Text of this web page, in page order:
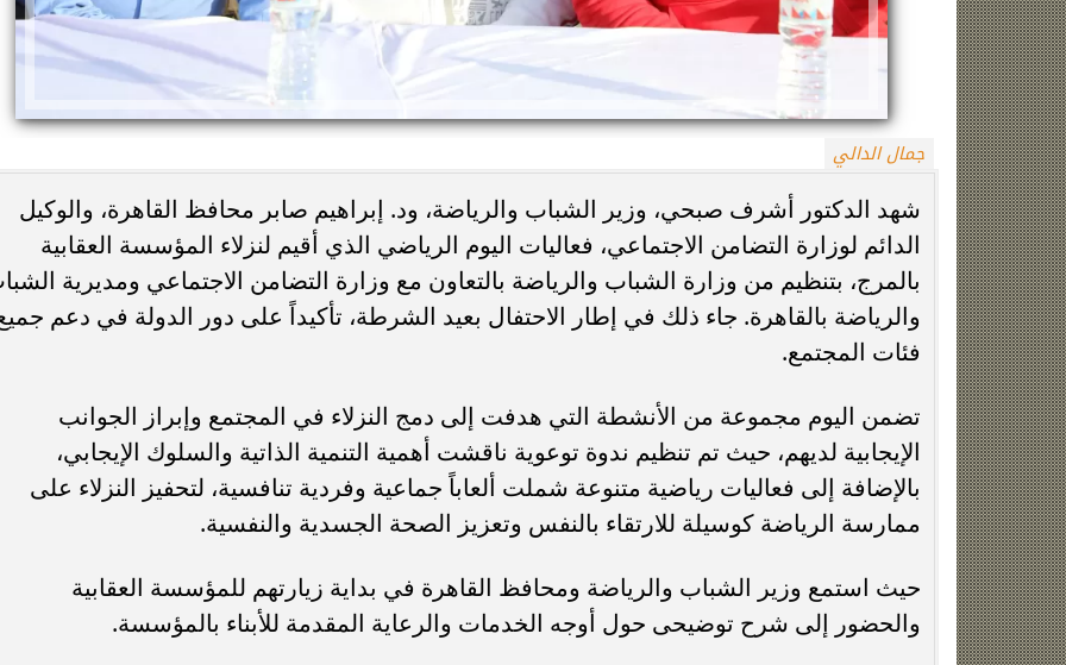
جمال الدالي
شهد الدكتور أشرف صبحي، وزير الشباب والرياضة، ود. إبراهيم صابر محافظ القاهرة، والوكيل
الدائم لوزارة التضامن الاجتماعي، فعاليات اليوم الرياضي الذي أقيم لنزلاء المؤسسة العقابية
بالمرج، بتنظيم من وزارة الشباب والرياضة بالتعاون مع وزارة التضامن الاجتماعي ومديرية
والرياضة بالقاهرة. جاء ذلك في إطار الاحتفال بعيد الشرطة، تأكيداً على دور الدولة في دعم
فئات المجتمع.
تضمن اليوم مجموعة من الأنشطة التي هدفت إلى دمج النزلاء في المجتمع وإبراز الجوانب
الإيجابية لديهم، حيث تم تنظيم ندوة توعوية ناقشت أهمية التنمية الذاتية والسلوك الإيجابي،
بالإضافة إلى فعاليات رياضية متنوعة شملت ألعاباً جماعية وفردية تنافسية، لتحفيز النزلاء على
ممارسة الرياضة كوسيلة للارتقاء بالنفس وتعزيز الصحة الجسدية والنفسية.
حيث استمع وزير الشباب والرياضة ومحافظ القاهرة في بداية زيارتهم للمؤسسة العقابية
والحضور إلى شرح توضيحى حول أوجه الخدمات والرعاية المقدمة للأبناء بالمؤسسة.
زينة عمرو تتوج بجائزة الأفضل بعد تأهل مصر
التاريخي لنصف نهائي مونديال...
السيسي يدعم ناشئات مصر لكرة اليد بعد
التأهل التاريخي إلى نصف نهائي...
خطوبة ملك قورة ويوسف عثمان..
عائلي مرتقب في الساحل